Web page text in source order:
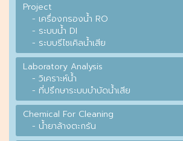
Project
- เครื่องกรองน้ำ RO
- ระบบน้ำ DI
- ระบบรีไซเคิลน้ำเสีย
Laboratory Analysis
- วิเคราะห์น้ำ
- ที่ปรึกษาระบบบำบัดน้ำเสีย
Chemical For Cleaning
- น้ำยาล้างตะกรัน